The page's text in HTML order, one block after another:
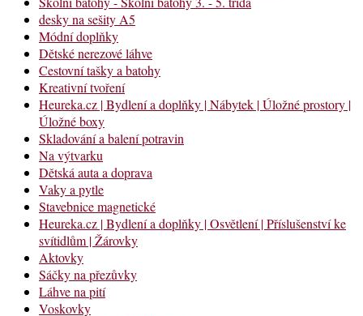
desky na sešity A5
Módní doplňky
Dětské nerezové láhve
Cestovní tašky a batohy
Kreativní tvoření
Heureka.cz | Bydlení a doplňky | Nábytek | Úložné prostory |
Úložné boxy
Skladování a balení potravin
Na výtvarku
Dětská auta a doprava
Vaky a pytle
Stavebnice magnetické
Heureka.cz | Bydlení a doplňky | Osvětlení | Příslušenství ke
svítidlům | Žárovky
Aktovky
Sáčky na přezůvky
Láhve na pití
Voskovky